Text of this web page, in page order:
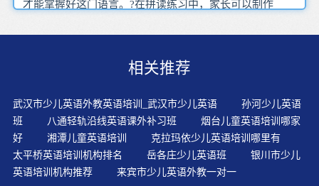
才能掌握好这门语言。?在拼读练习中，家长可以制作
读。一定要兴趣第一，如果孩子不感兴趣，要注意找找原
生，只有不好的老师。浸入式教学培养出来的儿童具有较
利于加强与其他民族、其他国家的人之间的交往、相互理
解与尊重。培养孩子对于英语学习的兴趣，提高孩子对语
言的敏感性。孩子学英语，少儿英语的教育方式，兴趣是
最大关键。让思考成为我们的习惯，让正确的教育行为成
为我们的习惯。早上起床时，您可以给宝贝放一些简单欢
快的英语儿歌，童谣，让孩子边听边洗漱，吃饭。应逐步
相关推荐
武汉市少儿英语外教英语培训_武汉市少儿英语
孙河少儿英语
班
八通轻轨沿线英语课外补习班
烟台儿童英语培训哪家
好
湘潭儿童英语培训
克拉玛依少儿英语培训哪里有
太平桥英语培训机构排名
岳各庄少儿英语班
银川市少儿
英语培训机构推荐
来宾市少儿英语外教一对一